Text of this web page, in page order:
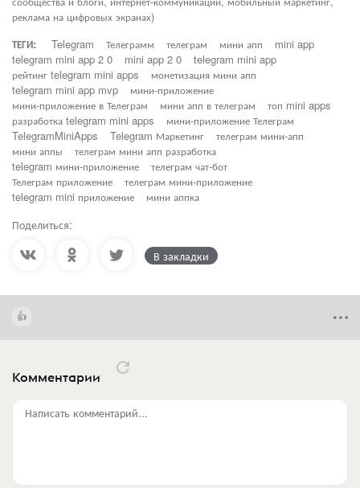
реклама на цифровых экранах)
ТЕГИ:
Telegram Телеграмм телеграм мини апп
mini app
telegram mini app 2 0
mini app 2 0
telegram mini app
рейтинг telegram mini apps
монетизация мини апп
telegram mini app mvp
мини-приложение
мини-приложение в Телеграм
мини апп в телеграм
топ mini apps
разработка telegram mini apps
мини-приложение Телеграм
TelegramMiniApps
Telegram Маркетинг
телеграм мини-апп
мини аппы
телеграм мини апп разработка
telegram мини-приложение
телеграм чат-бот
Телеграм приложение
телеграм мини-приложение
telegram mini приложение
мини аппка
Поделиться:
В закладки
Комментарии
Написать комментарий...